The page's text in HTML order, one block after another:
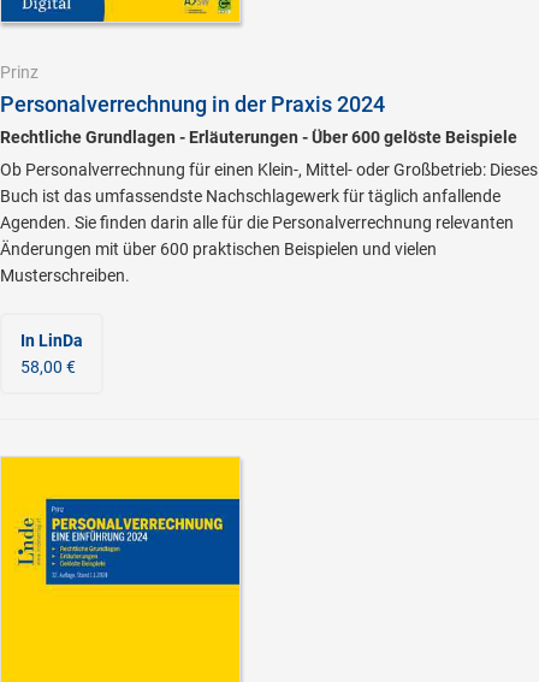
Prinz
Personalverrechnung in der Praxis 2024
Rechtliche Grundlagen - Erläuterungen - Über 600 gelöste Beispiele
Ob Personalverrechnung für einen Klein-, Mittel- oder Großbetrieb: Dieses
Buch ist das umfassendste Nachschlagewerk für täglich anfallende
Agenden. Sie finden darin alle für die Personalverrechnung relevanten
Änderungen mit über 600 praktischen Beispielen und vielen
Musterschreiben.
In LinDa
58,00 €